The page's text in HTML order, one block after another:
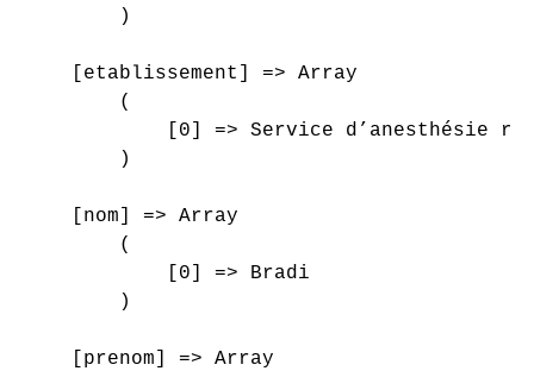
        )
    [etablissement] => Array
        (
[0] => Service d’anesthésie
        )
    [nom] => Array
        (
            [0] => Bradi
        )
    [prenom] => Array